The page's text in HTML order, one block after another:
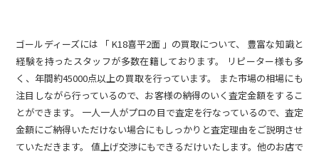
ゴールディーズには 「 K18喜平2面 」の買取について、 豊富な知識と
経験を持ったスタッフが多数在籍しております。 リピーター様も多
く、年間約45000点以上の買取を行っています。 また市場の相場にも
注目しながら行っているので、お客様の納得のいく査定金額をするこ
とができます。 一人一人がプロの目で査定を行なっているので、査定
金額にご納得いただけない場合にもしっかりと査定理由をご説明させ
ていただきます。 値上げ交渉にもできるだけいたします。他のお店で